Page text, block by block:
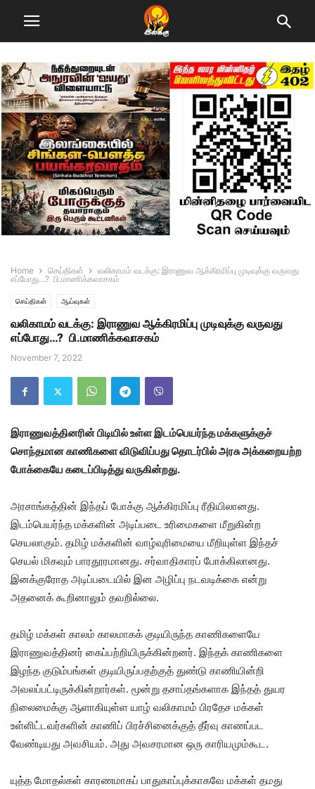
Home செய்திகள்
வலிகாமம் வடக்கு: இராணுவ ஆக்கிரமிப்பு முடிவுக்கு வருவது
எப்போது…? பி.மாணிக்கவாசகம்
செய்திகள் ஆய்வுகள்
வலிகாமம் வடக்கு: இராணுவ ஆக்கிரமிப்பு முடிவுக்கு வருவது
எப்போது…? பி.மாணிக்கவாசகம்
November 7, 2022
இராணுவத்தினரின் பிடியில் உள்ள இடம்பெயர்ந்த மக்களுக்குச்
சொந்தமான காணிகளை விடுவிப்பது தொடர்பில் அரசு அக்கறையற்ற
போக்கையே கடைப்பிடித்து வருகின்றது.
அரசாங்கத்தின் இந்தப் போக்கு ஆக்கிரமிப்பு ரீதியிலானது.
இடம்பெயர்ந்த மக்களின் அடிப்படை உரிமைகளை மீறுகின்ற
செயலாகும். தமிழ் மக்களின் வாழ்வுரிமையை மீறியுள்ள இந்தச்
செயல் மிகவும் பாரதூரமானது. சர்வாதிகாரப் போக்கிலானது.
இனக்குரோத அடிப்படையில் இன அழிப்பு நடவடிக்கை என்று
அதனைக் கூறினாலும் தவறில்லை.
தமிழ் மக்கள் காலம் காலமாகக் குடியிருந்த காணிகளையே
இராணுவத்தினர் கைப்பற்றியிருக்கின்றனர். இந்தக் காணிகளை
இழந்த குடும்பங்கள் குடியிருப்பதற்குத் துண்டு காணியின்றி
அவலப்பட்டிருக்கின்றார்கள். மூன்று தசாப்தங்களாக இந்தத் துயர
நிலைமைக்கு ஆளாகியுள்ள யாழ் வலிகாமம் பிரதேச மக்கள்
உள்ளிட்டவர்களின் காணிப் பிரச்சினைக்குத் தீர்வு காணப்பட
வேண்டியது அவசியம். அது அவசரமான ஒரு காரியமும்கூட.
யுத்த மோதல்கள் காரணமாகப் பாதுகாப்புக்காகவே மக்கள் தமது